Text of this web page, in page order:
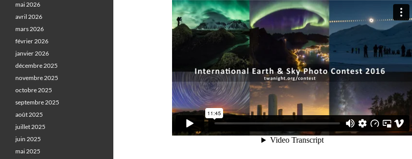
mai 2026
avril 2026
mars 2026
février 2026
janvier 2026
décembre 2025
novembre 2025
octobre 2025
septembre 2025
août 2025
juillet 2025
juin 2025
mai 2025